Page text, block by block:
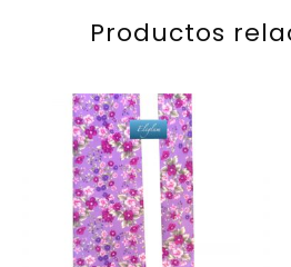
Productos